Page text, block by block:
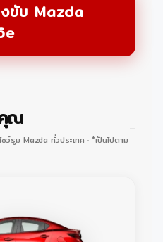
ขับ Mazda
ณ
รูม Mazda ทั่วประเทศ · *เป็นไปตาม